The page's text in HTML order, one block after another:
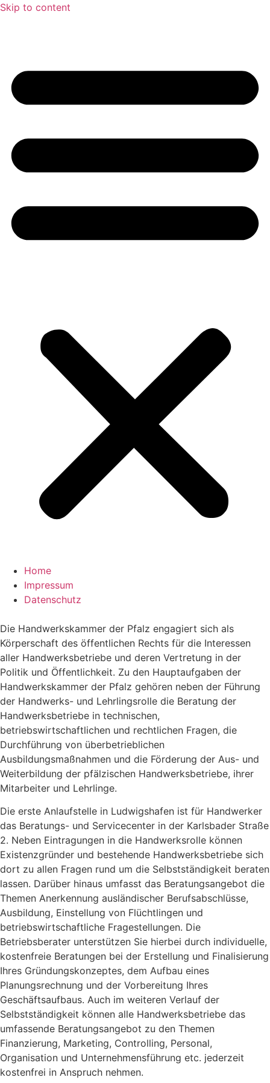
Skip to content
Home
Impressum
Datenschutz
Die Handwerkskammer der Pfalz engagiert sich als
Körperschaft des öffentlichen Rechts für die Interessen
aller Handwerksbetriebe und deren Vertretung in der
Politik und Öffentlichkeit. Zu den Hauptaufgaben der
Handwerkskammer der Pfalz gehören neben der Führung
der Handwerks- und Lehrlingsrolle die Beratung der
Handwerksbetriebe in technischen,
betriebswirtschaftlichen und rechtlichen Fragen, die
Durchführung von überbetrieblichen
Ausbildungsmaßnahmen und die Förderung der Aus- und
Weiterbildung der pfälzischen Handwerksbetriebe, ihrer
Mitarbeiter und Lehrlinge.
Die erste Anlaufstelle in Ludwigshafen ist für Handwerker
das Beratungs- und Servicecenter in der Karlsbader Straße
2. Neben Eintragungen in die Handwerksrolle können
Existenzgründer und bestehende Handwerksbetriebe sich
dort zu allen Fragen rund um die Selbstständigkeit beraten
lassen. Darüber hinaus umfasst das Beratungsangebot die
Themen Anerkennung ausländischer Berufsabschlüsse,
Ausbildung, Einstellung von Flüchtlingen und
betriebswirtschaftliche Fragestellungen. Die
Betriebsberater unterstützen Sie hierbei durch individuelle,
kostenfreie Beratungen bei der Erstellung und Finalisierung
Ihres Gründungskonzeptes, dem Aufbau eines
Planungsrechnung und der Vorbereitung Ihres
Geschäftsaufbaus. Auch im weiteren Verlauf der
Selbstständigkeit können alle Handwerksbetriebe das
umfassende Beratungsangebot zu den Themen
Finanzierung, Marketing, Controlling, Personal,
Organisation und Unternehmensführung etc. jederzeit
kostenfrei in Anspruch nehmen.